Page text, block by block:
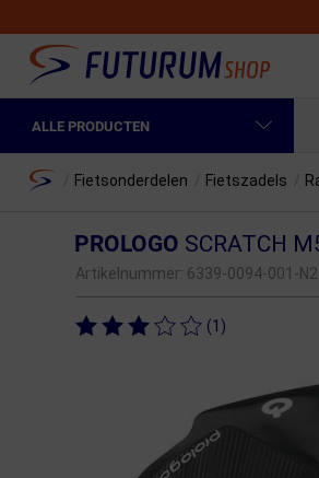
ALLE PRODUCTEN
Fietskleding Heren
Fietsonderdelen
Fietstassen & Rugzakken
Home Fietsonderdelen Fietszadels
PROLOGO SCRATCH
Artikelnummer: 6339-0094-001-
(1)